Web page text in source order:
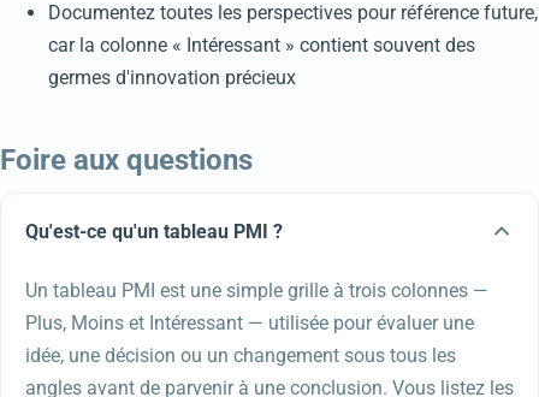
Documentez toutes les perspectives pour référence future,
car la colonne « Intéressant » contient souvent des
germes d'innovation précieux
Foire aux questions
Qu'est-ce qu'un tableau PMI ?
Un tableau PMI est une simple grille à trois colonnes —
Plus, Moins et Intéressant — utilisée pour évaluer une
idée, une décision ou un changement sous tous les
angles avant de parvenir à une conclusion. Vous listez les